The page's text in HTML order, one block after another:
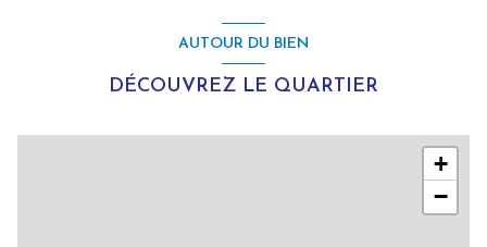
AUTOUR DU BIEN
DÉCOUVREZ LE QUARTIER
+
−